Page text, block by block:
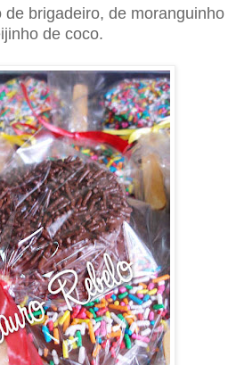
brigadeiro, de moranguinho
de coco.